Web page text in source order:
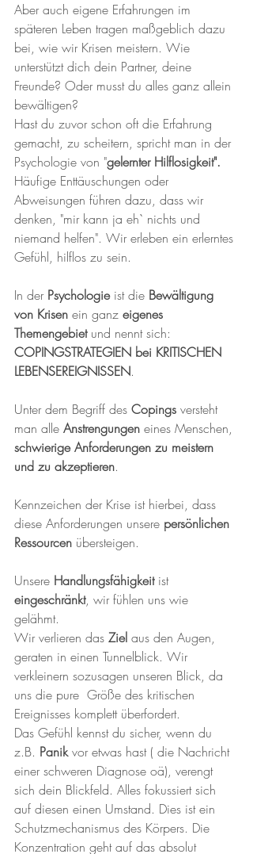
Aber auch eigene Erfahrungen im
späteren Leben tragen maßgeblich dazu
bei, wie wir Krisen meistern. Wie
unterstützt dich dein Partner, deine
Freunde? Oder musst du alles ganz allein
bewältigen?
Hast du zuvor schon oft die Erfahrung
gemacht, zu scheitern, spricht man in der
Psychologie von "gelernter Hilflosigkeit".
Häufige Enttäuschungen oder
Abweisungen führen dazu, dass wir
denken, "mir kann ja eh` nichts und
niemand helfen". Wir erleben ein erlerntes
Gefühl, hilflos zu sein.
In der Psychologie ist die Bewältigung
von Krisen ein ganz eigenes
Themengebiet und nennt sich:
COPINGSTRATEGIEN bei KRITISCHEN
LEBENSEREIGNISSEN.
Unter dem Begriff des Copings versteht
man alle Anstrengungen eines Menschen,
schwierige Anforderungen zu meistern
und zu akzeptieren.
Kennzeichen der Krise ist hierbei, dass
diese Anforderungen unsere persönlichen
Ressourcen übersteigen.
Unsere Handlungsfähigkeit ist
eingeschränkt, wir fühlen uns wie
gelähmt.
Wir verlieren das Ziel aus den Augen,
geraten in einen Tunnelblick. Wir
verkleinern sozusagen unseren Blick, da
uns die pure  Größe des kritischen
Ereignisses komplett überfordert.
Das Gefühl kennst du sicher, wenn du
z.B. Panik vor etwas hast ( die Nachricht
einer schweren Diagnose oä), verengt
sich dein Blickfeld. Alles fokussiert sich
auf diesen einen Umstand. Dies ist ein
Schutzmechanismus des Körpers. Die
Konzentration geht auf das absolut